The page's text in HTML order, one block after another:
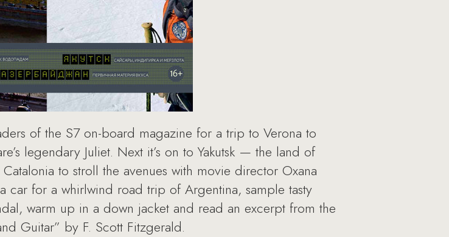
of the S7 on-board magazine for a trip to Verona to
legendary Juliet. Next it’s on to Yakutsk — the land of
to stroll the avenues with movie director Oxana
car for a whirlwind road trip of Argentina, sample tasty
warm up in a down jacket and read an excerpt from the
Guitar” by F. Scott Fitzgerald.